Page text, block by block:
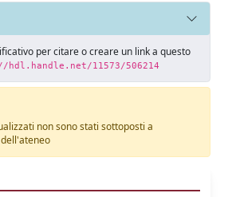
per citare o creare un link a questo
11573/506214
non sono stati sottoposti a